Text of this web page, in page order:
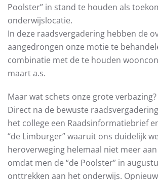
Poolster” in stand te houden als
onderwijslocatie.
In deze raadsvergadering hebben de
aangedrongen onze motie te
combinatie met de te houden
maart a.s.
Maar wat schets onze grote verbazing?
Direct na de bewuste
het college een Raadsinformatiebrief
“de Limburger” waaruit ons duidelijk
heroverweging helemaal niet meer
omdat men de “de Poolster” in
onttrekken aan het onderwijs.